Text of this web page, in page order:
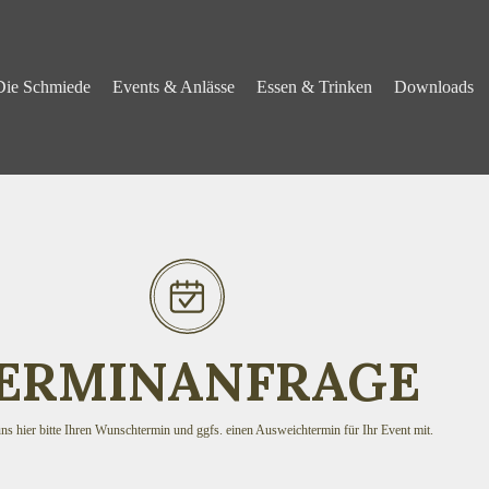
Schmiede Events & Anlässe Essen & Trinken Downloads
hier bitte Ihren Wunschtermin und ggfs. einen Ausweichtermin für Ihr Event mit.